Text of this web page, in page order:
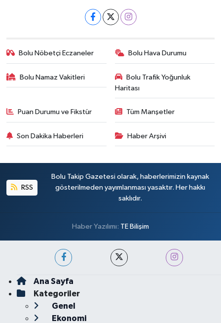
Bolu Nöbetçi Eczaneler Bolu Hava Durumu
Bolu Namaz Vakitleri
Bolu Trafik Yoğunluk
Haritası
Puan Durumu ve Fikstür Tüm Manşetler
Son Dakika Haberleri Haber Arşivi
RSS
Bolu Takip Gazetesi olarak, haberlerimizin kaynak
gösterilmeden yayımlanması yasaktır. Her hakkı
saklıdır.
Haber Yazılımı: TE Bilişim
Ana Sayfa
Kategoriler
Genel
Ekonomi